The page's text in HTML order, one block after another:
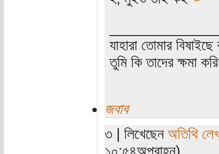
যাহারা তোমার
তুমি কি তাদের ক্ষমা
জবাব
৩ | লিখেছেন অতিথি
১০:৫৪অপরাহ্ন)